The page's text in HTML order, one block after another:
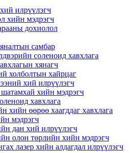
илрүүлэгч
хийн мэдрэгч
дохиолол
самбар
соленоид хавхлага
хянагч
холболтын хайрцаг
хий илрүүлэгч
хийн мэдрэгч
хавхлага
хийн өөрөө хаагддаг хавхлага
мэдрэгч
дан хий илрүүлэгч
олон төрлийн хийн мэдрэгч
лазер хийн алдагдал илрүүлэгч